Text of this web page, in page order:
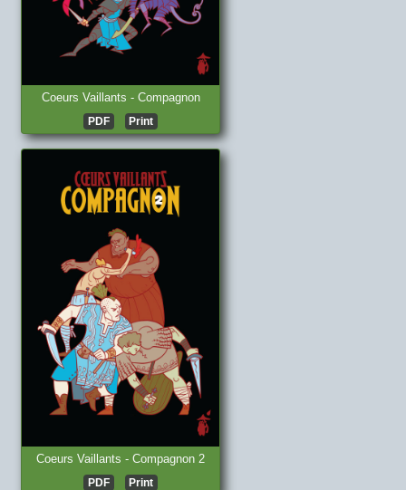
Coeurs Vaillants - Compagnon
PDF Print
Coeurs Vaillants - Compagnon 2
PDF Print